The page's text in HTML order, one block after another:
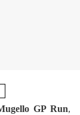
GP Run,